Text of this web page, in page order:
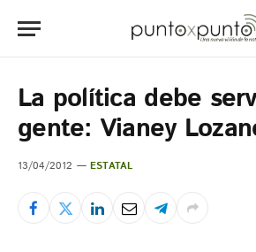
La política debe
gente: Vianey
13/04/2012 ESTATAL